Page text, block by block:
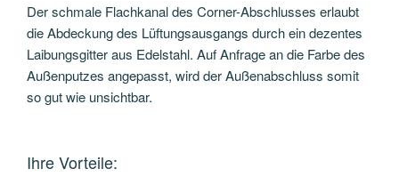
Der schmale Flachkanal des Corner-Abschlusses erlaubt
die Abdeckung des Lüftungsausgangs durch ein dezentes
Laibungsgitter aus Edelstahl. Auf Anfrage an die Farbe des
Außenputzes angepasst, wird der Außenabschluss somit
so gut wie unsichtbar.
Ihre Vorteile: